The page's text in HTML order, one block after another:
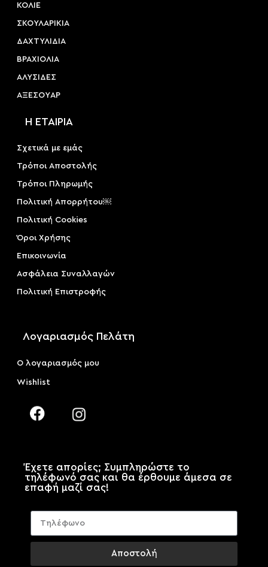
ΚΟΛΙΕ
ΣΚΟΥΛΑΡΙΚΙΑ
ΔΑΧΤΥΛΙΔΙΑ
ΒΡΑΧΙΟΛΙΑ
ΑΛΥΣΙΔΕΣ
ΑΞΕΣΟΥAΡ
Η ΕΤΑΙΡΙΑ
Σχετικά με εμάς
Τρόποι Αποστολής
Τρόποι Πληρωμής
Πολιτική Απορρήτου￼
Πολιτική Cookies
Όροι Χρήσης
Επικοινωνία
Ασφάλεια Συναλλαγών
Πολιτική Επιστροφής
Λογαριασμός Πελάτη
Ο λογαριασμός μου
Wishlist
Έχετε απορίες; Συμπληρώστε το
τηλέφωνό σας και θα έρθουμε άμεσα σε
επαφή μαζί σας!
Αποστολή